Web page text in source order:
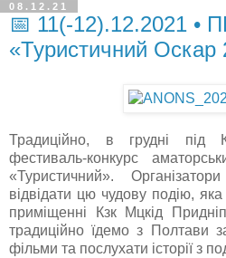
08.12.21
📅 11(-12).12.2021 •
«Туристичний Оскар
Традиційно, в грудні під
фестиваль-конкурс
«Туристичний».
відвідати цю чудову подію,
приміщенні Кзк Мцкід
традиційно їдемо з Полтави
фільми та послухати історії з